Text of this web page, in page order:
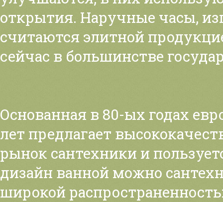
открытия. Наручные часы,
считаются элитной
сейчас в большинстве
Основанная в 80-ых годах
лет предлагает
рынок сантехники и
дизайн ванной можно
широкой